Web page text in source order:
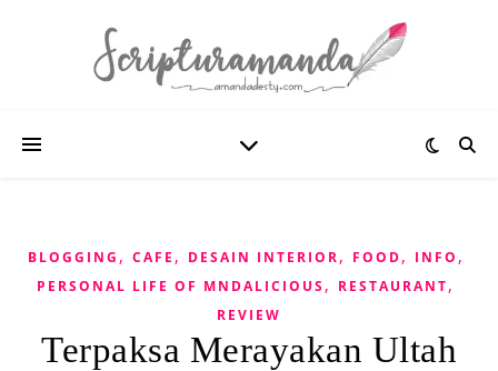
BLOGGING , CAFE , DESAIN INTERIOR, FOOD, INFO ,
PERSONAL LIFE OF MNDALICIOUS, RESTAURANT,
REVIEW
Terpaksa Merayakan Ultah